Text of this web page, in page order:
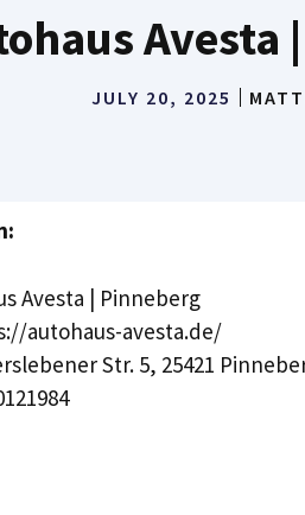
Avesta
JULY 20, 2025
Avesta | Pinneberg
autohaus-avesta.de/
Str. 5, 25421